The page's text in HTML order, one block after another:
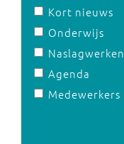
Kort nieuws
Onderwijs
Naslagwerken
Agenda
Medewerkers